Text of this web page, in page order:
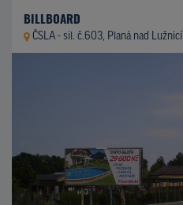
BILLBOARD
ČSLA - sil. č.603, Planá nad Lužnicí